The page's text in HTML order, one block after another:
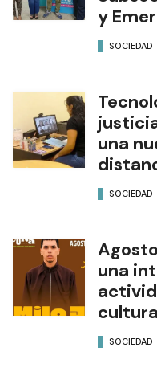
y
SOCIEDAD
una
SOCIEDAD
una
SOCIEDAD